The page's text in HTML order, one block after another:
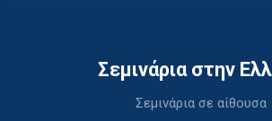
Σεμινάρια στην
Σεμινάρια σε αίθουσα